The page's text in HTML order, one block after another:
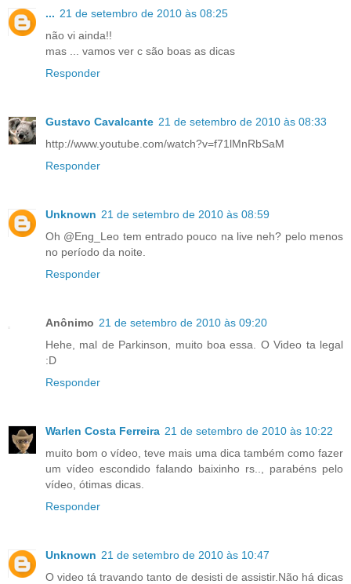
... 21 de setembro de 2010 às 08:25
não vi ainda!!
mas ... vamos ver c são boas as dicas
Responder
Gustavo Cavalcante 21 de setembro de 2010 às 08:33
http://www.youtube.com/watch?v=f71lMnRbSaM
Responder
Unknown 21 de setembro de 2010 às 08:59
Oh @Eng_Leo tem entrado pouco na live neh? pelo menos
no período da noite.
Responder
Anônimo 21 de setembro de 2010 às 09:20
Hehe, mal de Parkinson, muito boa essa. O Video ta legal
:D
Responder
Warlen Costa Ferreira 21 de setembro de 2010 às 10:22
muito bom o vídeo, teve mais uma dica também como fazer
um vídeo escondido falando baixinho rs.., parabéns pelo
vídeo, ótimas dicas.
Responder
Unknown 21 de setembro de 2010 às 10:47
O video tá travando tanto de desisti de assistir.Não há dicas